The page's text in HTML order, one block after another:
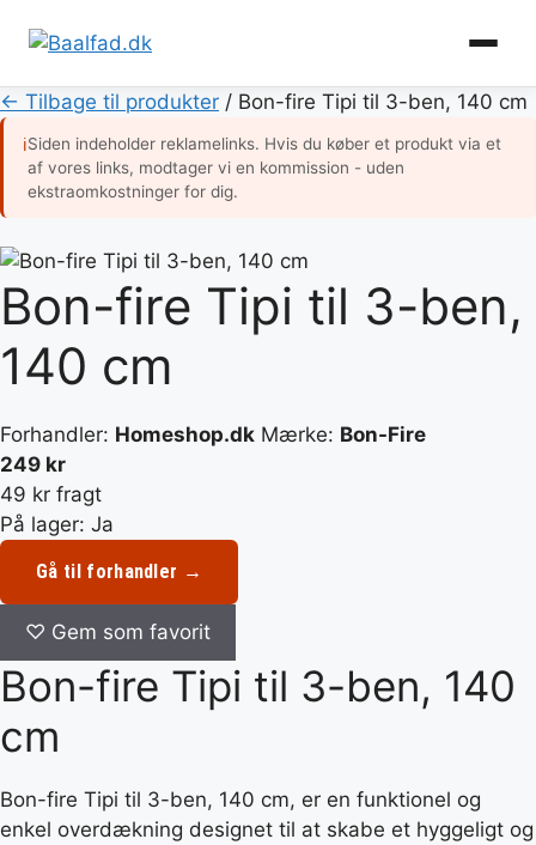
Hop
til
indhold
← Tilbage til produkter / Bon-fire Tipi til 3-ben, 140 cm
ℹSiden indeholder reklamelinks. Hvis du køber et produkt via et
af vores links, modtager vi en kommission - uden
ekstraomkostninger for dig.
Bon-fire Tipi til 3-ben,
140 cm
Forhandler: Homeshop.dk Mærke: Bon-Fire
249 kr
49 kr fragt
På lager: Ja
Gå til forhandler →
♡ Gem som favorit
Bon-fire Tipi til 3-ben, 140
cm
Bon-fire Tipi til 3-ben, 140 cm, er en funktionel og
enkel overdækning designet til at skabe et hyggeligt og